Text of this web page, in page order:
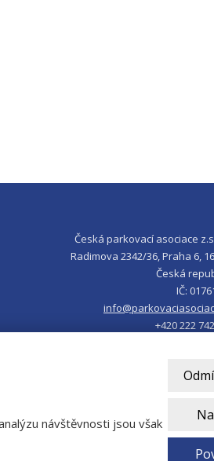
Česká parkovací asociace
Radimova 2342/36, Praha 6,
Česká
IČ:
+420 222
VYROBILA
návštěvnosti jsou však